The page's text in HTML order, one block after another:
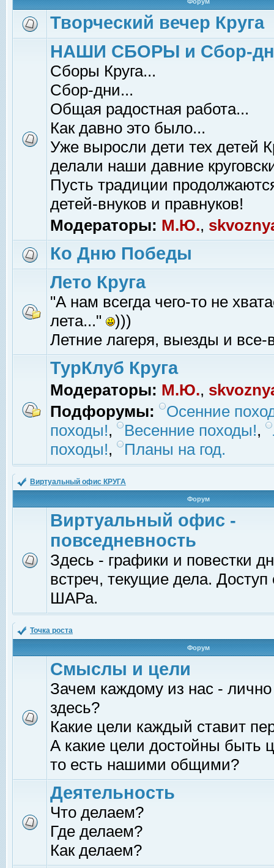
Творческий вечер Круга
НАШИ СБОРЫ и Сбор-
Сборы Круга...
Сбор-дни...
Общая радостная работа...
Как давно это было...
Уже выросли дети тех детей
делали наши давние
Пусть традиции
детей-внуков и правнуков!
Модераторы: М.Ю.,
Ко Дню Победы
Лето Круга
"А нам всегда чего-то не
лета..."
)))
Летние лагеря, выезды и все-
ТурКлуб Круга
Модераторы: М.Ю.,
Подфорумы:
Осенние
походы!, Весенние походы!,
походы!, Планы на год.
Виртуальный офис КРУГА
Форум
Виртуальный офис -
повседневность
Здесь - графики и повестки
встреч, текущие дела.
ШАРа.
Точка роста
Форум
Смыслы и цели
Зачем каждому из нас -
здесь?
Какие цели каждый ставит
А какие цели достойны быть
то есть нашими общими?
Деятельность
Что делаем?
Где делаем?
Как делаем?